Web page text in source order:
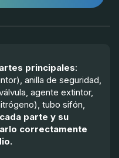
principales:
anilla de seguridad,
agente extintor,
tubo sifón,
parte y su
correctamente